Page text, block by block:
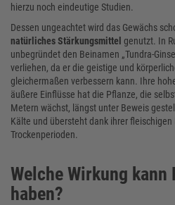
hierzu noch eindeutige Studien.
Dessen ungeachtet wird das Gewächs
natürliches Stärkungsmittel genutzt. In
unbegründet den Beinamen „Tundra-
verliehen, da er die geistige und
gleichermaßen verbessern kann. Ihre
äußere Einflüsse hat die Pflanze, die
Metern wächst, längst unter Beweis
Kälte und übersteht dank ihrer
Trockenperioden.
Welche Wirkung kann
haben?